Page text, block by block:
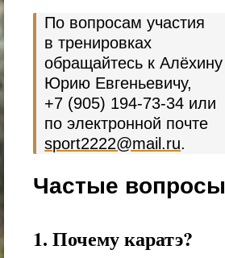
По вопросам участия
в тренировках
обращайтесь к Алёхину
Юрию Евгеньевичу,
+7 (905) 194-73-34 или
по электронной почте
sport2222@mail.ru.
Частые вопросы
1. Почему каратэ?